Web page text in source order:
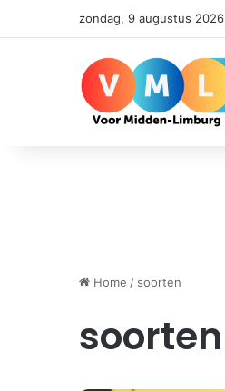
zondag, 9 augustus 2026
Home / soorten
soorten